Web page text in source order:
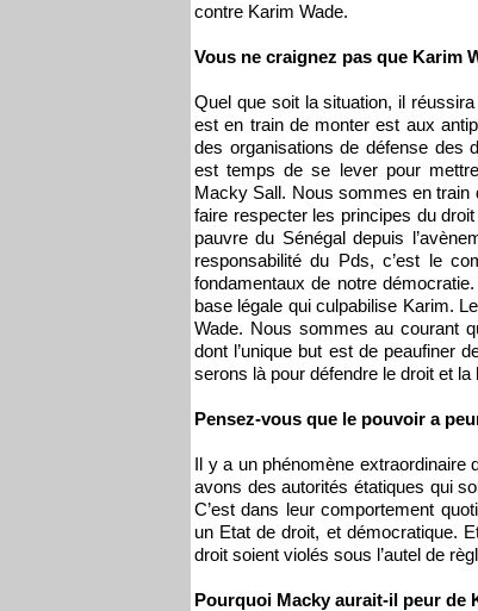
contre Karim Wade.
Vous ne craignez pas que Karim
Quel que soit la situation, il
est en train de monter est aux
des organisations de défense des
est temps de se lever pour
Macky Sall. Nous sommes en train
faire respecter les principes du
pauvre du Sénégal depuis
responsabilité du Pds, c’est le
fondamentaux de notre
base légale qui culpabilise Karim.
Wade. Nous sommes au courant
dont l’unique but est de peaufiner
serons là pour défendre le droit et la
Pensez-vous que le pouvoir a
Il y a un phénomène extraordinaire
avons des autorités étatiques qui
C’est dans leur comportement
un Etat de droit, et démocratique.
droit soient violés sous l’autel de
Pourquoi Macky aurait-il peur de